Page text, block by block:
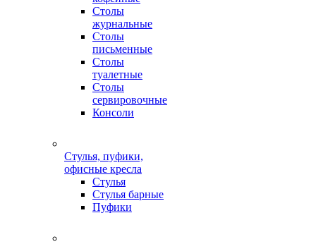
Столы
журнальные
Столы
письменные
Столы
туалетные
Столы
сервировочные
Консоли
Стулья, пуфики,
офисные кресла
Стулья
Стулья барные
Пуфики